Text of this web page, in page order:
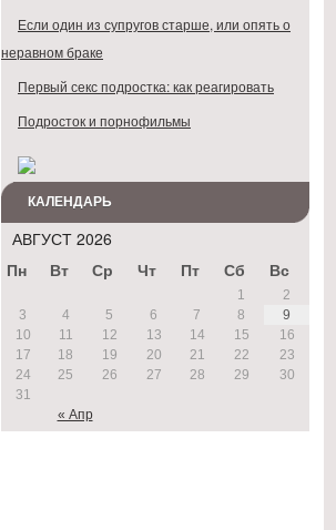
Если один из супругов старше, или опять о
неравном браке
Первый секс подростка: как реагировать
Подросток и порнофильмы
КАЛЕНДАРЬ
АВГУСТ 2026
Пн
Вт Ср Чт Пт Сб Вс
« Апр
1
2
3
4 5 6 7 8
9
10
11 12 13 14 15
16
17
18 19 20 21 22
23
24
25 26 27 28 29
30
31